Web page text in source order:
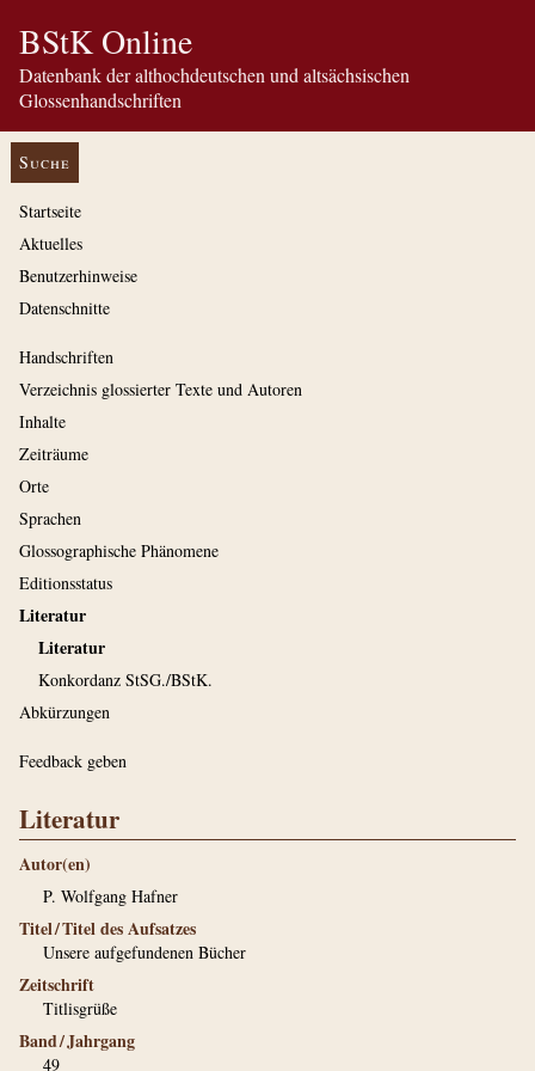
BStK Online
Datenbank der althochdeutschen und altsächsischen
Glossenhandschriften
Suche
Startseite
Aktuelles
Benutzerhinweise
Datenschnitte
Handschriften
Verzeichnis glossierter Texte und Autoren
Inhalte
Zeiträume
Orte
Sprachen
Glossographische Phänomene
Editionsstatus
Literatur
Literatur
Konkordanz StSG./BStK.
Abkürzungen
Feedback geben
Literatur
Autor(en)
P. Wolfgang Hafner
Titel / Titel des Aufsatzes
Unsere aufgefundenen Bücher
Zeitschrift
Titlisgrüße
Band / Jahrgang
49